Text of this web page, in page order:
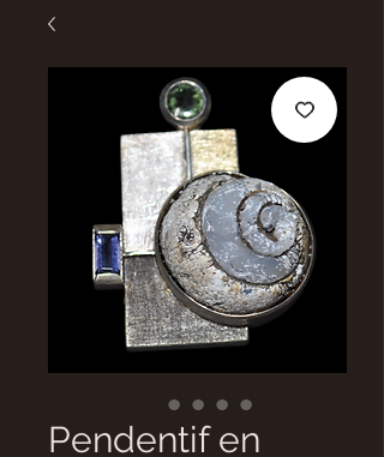
Pendentif en